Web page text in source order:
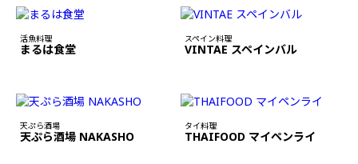
活魚料理
まるは食堂
スペイン料理
VINTAE スペインバル
天ぷら酒場
天ぷら酒場 NAKASHO
タイ料理
THAIFOOD マイペンライ